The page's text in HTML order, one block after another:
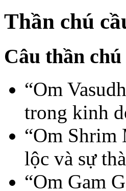
Thần chú
Câu thần
“Om
trong kinh
“Om Shrim
lộc và sự
“Om Gam